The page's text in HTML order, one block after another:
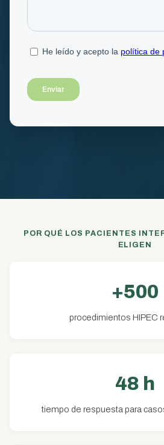
POR QUÉ LOS PACIENTES
ELIGEN
+500
procedimientos HIPEC
48 h
tiempo de respuesta para